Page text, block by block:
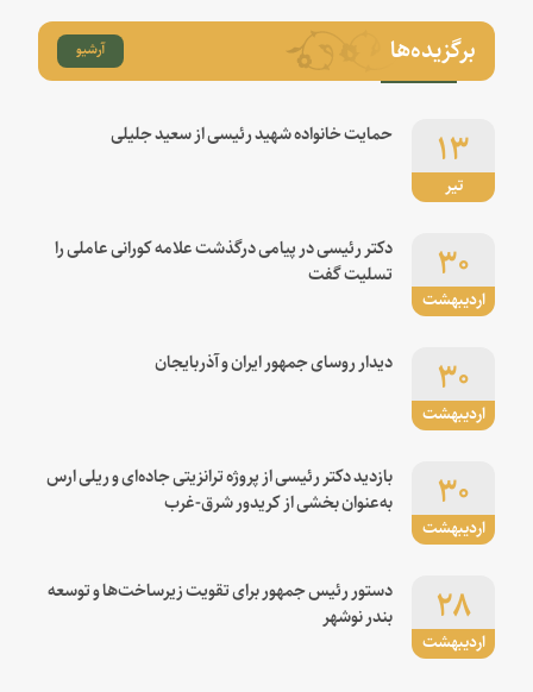
برگزیده‌ها آرشیو
تیر
۱۳ حمایت خانواده شهید رئیسی از سعید جلیلی
اردیبهشت
۳۰
دکتر رئیسی در پیامی درگذشت علامه کورانی عاملی را
تسلیت گفت
اردیبهشت
۳۰ دیدار روسای جمهور ایران و آذربایجان
اردیبهشت
۳۰
بازدید دکتر رئیسی از پروژه ترانزیتی جاده‌ای و ریلی ارس
به‌عنوان بخشی از کریدور شرق-غرب
اردیبهشت
۲۸
دستور رئیس جمهور برای تقویت زیرساخت‌ها و توسعه
بندر نوشهر